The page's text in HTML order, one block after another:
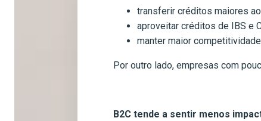
transferir créditos maiores
aproveitar créditos de IBS e
manter maior
Por outro lado, empresas com
B2C tende a sentir menos